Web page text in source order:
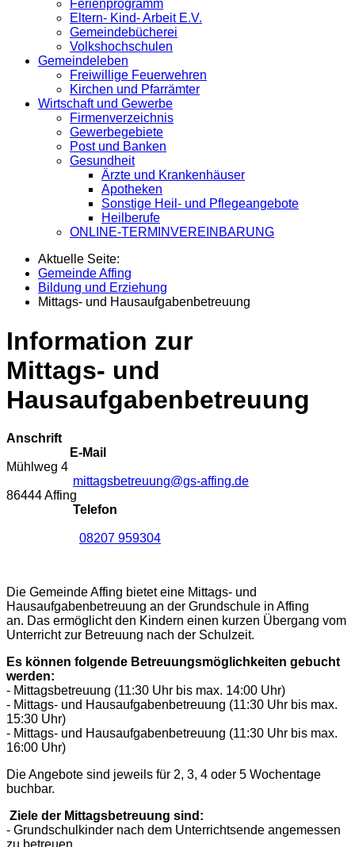
Ferienprogramm
Eltern- Kind- Arbeit E.V.
Gemeindebücherei
Volkshochschulen
Gemeindeleben
Freiwillige Feuerwehren
Kirchen und Pfarrämter
Wirtschaft und Gewerbe
Firmenverzeichnis
Gewerbegebiete
Post und Banken
Gesundheit
Ärzte und Krankenhäuser
Apotheken
Sonstige Heil- und Pflegeangebote
Heilberufe
ONLINE-TERMINVEREINBARUNG
Aktuelle Seite:
Gemeinde Affing
Bildung und Erziehung
Mittags- und Hausaufgabenbetreuung
Information zur
Mittags- und
Hausaufgabenbetreuung
Anschrift
E-Mail
Mühlweg 4
mittagsbetreuung@gs-affing.de
86444 Affing
Telefon
08207 959304
Die Gemeinde Affing bietet eine Mittags- und
Hausaufgabenbetreuung an der Grundschule in Affing
an. Das ermöglicht den Kindern einen kurzen Übergang vom
Unterricht zur Betreuung nach der Schulzeit.
Es können folgende Betreuungsmöglichkeiten gebucht
werden:
- Mittagsbetreuung (11:30 Uhr bis max. 14:00 Uhr)
- Mittags- und Hausaufgabenbetreuung (11:30 Uhr bis max.
15:30 Uhr)
- Mittags- und Hausaufgabenbetreuung (11:30 Uhr bis max.
16:00 Uhr)
Die Angebote sind jeweils für 2, 3, 4 oder 5 Wochentage
buchbar.
Ziele der Mittagsbetreuung sind:
- Grundschulkinder nach dem Unterrichtsende angemessen